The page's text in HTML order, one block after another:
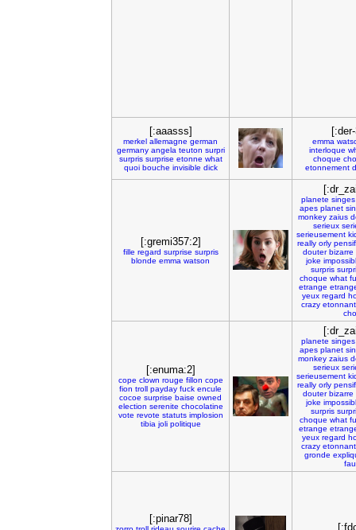
[:aaasss]
merkel allemagne german
germany angela teuton surpri
surpris surprise etonne what
quoi bouche invisible dick
emma
interloque
choque
etonnement
[:gremi357:2]
fille regard surprise surpris
blonde emma watson
planete singes
apes planet
monkey zaius
serieux
serieusement
really orly pensif
douter bizarre
joke
surpris
choque what
etrange
yeux regard
crazy etonnant
[:enuma:2]
cope clown rouge fillon cope
fion troll payday fuck encule
cocoe surprise baise owned
election serenite chocolatine
vote revote statuts implosion
tibia joli politique
planete singes
apes planet
monkey zaius
serieux
serieusement
really orly pensif
douter bizarre
joke
surpris
choque what
etrange
yeux regard
crazy etonnant
gronde
[:pinar78]